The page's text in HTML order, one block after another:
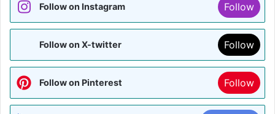
Follow on Instagram Follow
Follow on X-twitter Follow
Follow on Pinterest Follow